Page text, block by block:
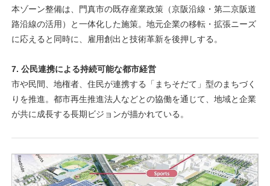
本ゾーン整備は、門真市の既存産業政策（京阪沿線・第二京阪道
路沿線の活用）と一体化した施策。地元企業の移転・拡張ニーズ
に応えると同時に、雇用創出と技術革新を後押しする。
7. 公民連携による持続可能な都市経営
市や民間、地権者、住民が連携する「まちそだて」型のまちづく
りを推進。都市再生推進法人などとの協働を通じて、地域と企業
が共に成長する長期ビジョンが描かれている。